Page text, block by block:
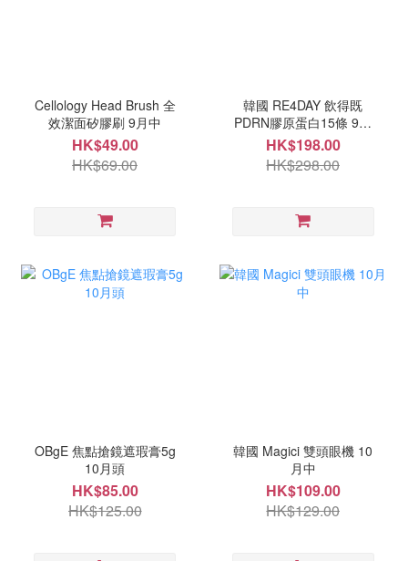
Cellology Head Brush 全
效潔面矽膠刷 9月中
HK$49.00
HK$69.00
韓國 RE4DAY 飲得既
PDRN膠原蛋白15條 9月
尾
HK$198.00
HK$298.00
OBgE 焦點搶鏡遮瑕膏5g
10月頭
HK$85.00
HK$125.00
韓國 Magici 雙頭眼機 10
月中
HK$109.00
HK$129.00